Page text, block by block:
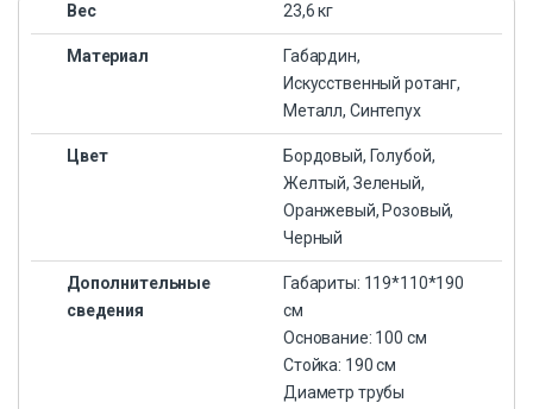
Вес 23,6 кг
Материал
Габардин,
Искусственный ротанг,
Металл, Синтепух
Цвет
Бордовый, Голубой,
Желтый, Зеленый,
Оранжевый, Розовый,
Черный
Дополнительные
сведения
Габариты: 119*110*190
см
Основание: 100 см
Стойка: 190 см
Диаметр трубы